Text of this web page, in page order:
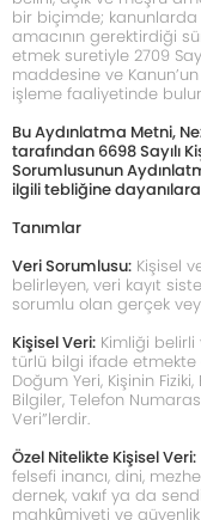
bir biçimde;
amacının gerektirdiği
etmek suretiyle 2709
maddesine ve
işleme faaliyetinde
Bu Aydınlatma Metni,
tarafından 6698 Sayılı
Sorumlusunun
ilgili tebliğine
Tanımlar
Veri Sorumlusu: Kişisel
belirleyen, veri kayıt
sorumlu olan gerçek
Kişisel Veri: Kimliği
türlü bilgi ifade etmekte
Doğum Yeri, Kişinin
Bilgiler, Telefon
Veri”lerdir.
Özel Nitelikte Kişisel Veri:
felsefi inancı, dini,
dernek, vakıf ya da
mahkûmiyeti ve